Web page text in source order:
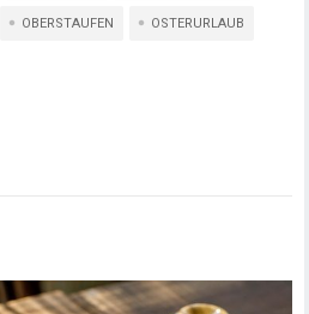
OBERSTAUFEN OSTERURLAUB